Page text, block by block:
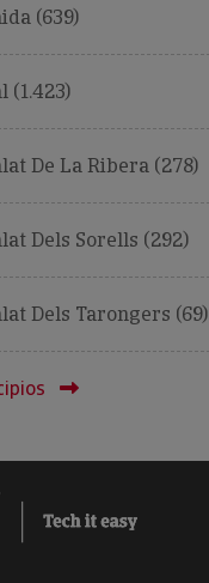
(639)
(1.423)
De La Ribera (278)
Dels Sorells (292)
Dels Tarongers (69)